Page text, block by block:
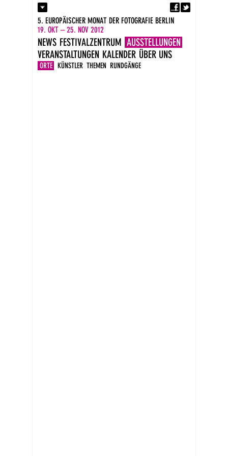
Kontakt
Presse
Impressum
DE
EN
5. EUROPÄISCHER MONAT DER FOTOGRAFIE BERLIN
19. OKT – 25. NOV 2012
NEWS FESTIVALZENTRUM AUSSTELLUNGEN
ORTE KÜNSTLER THEMEN RUNDGÄNGE
VERANSTALTUNGEN KALENDER ÜBER UNS